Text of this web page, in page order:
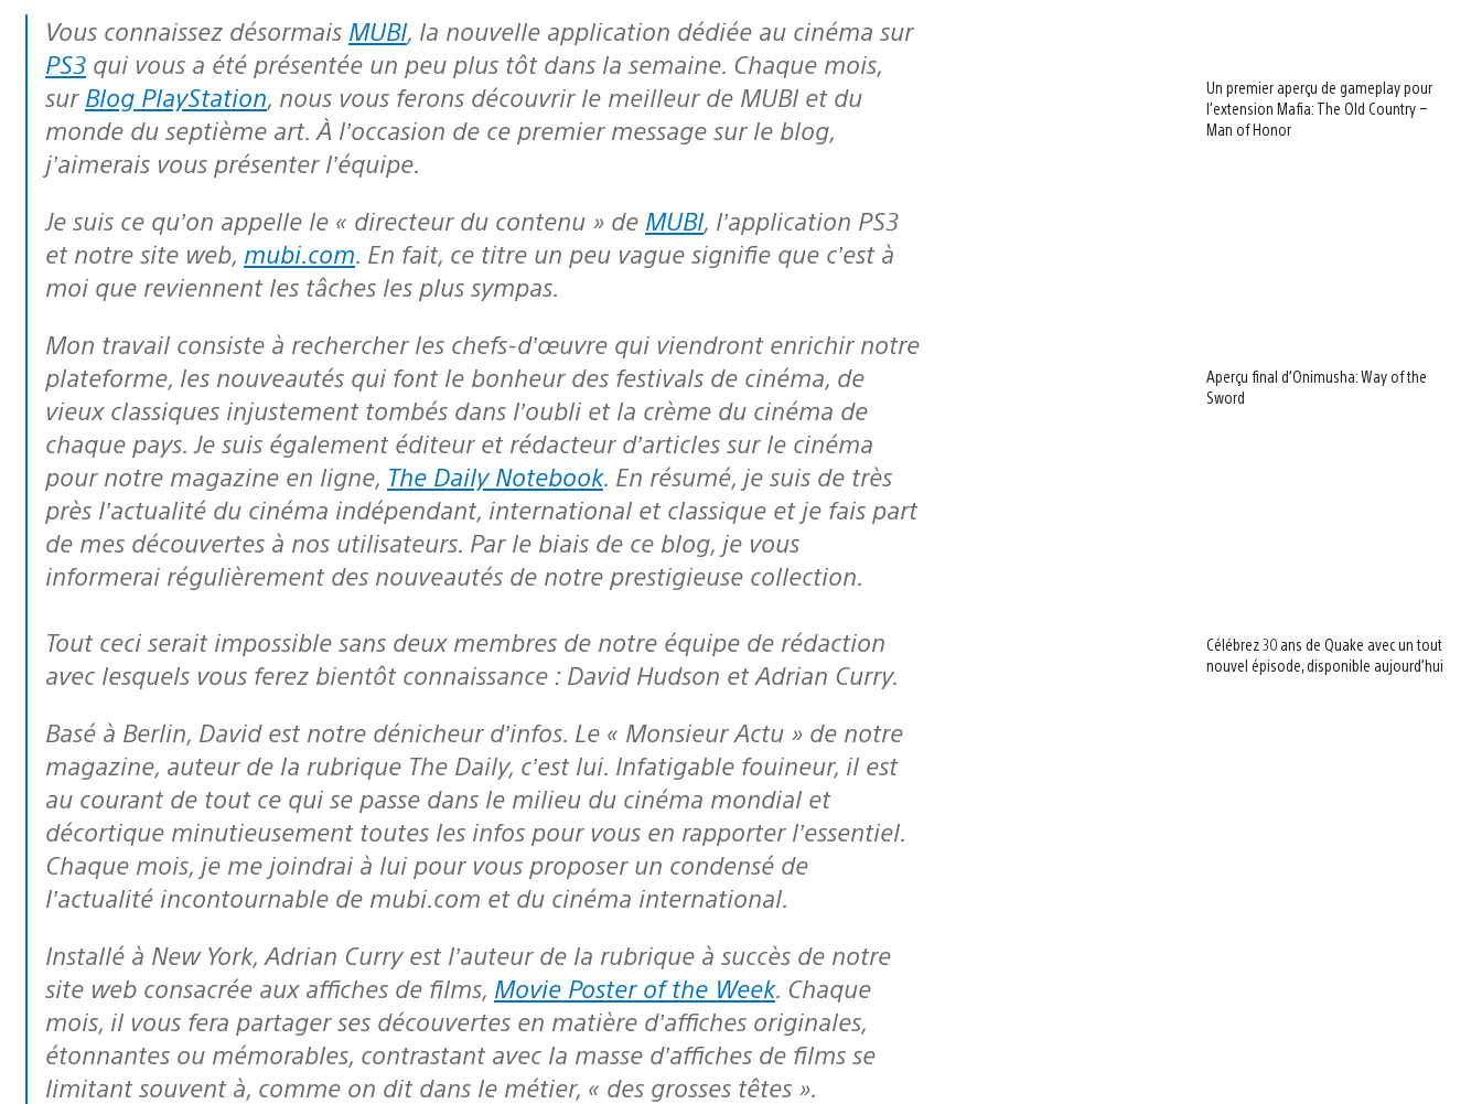
Vous connaissez désormais MUBI, la nouvelle application dédiée au cinéma sur
PS3 qui vous a été présentée un peu plus tôt dans la semaine. Chaque mois,
sur Blog PlayStation, nous vous ferons découvrir le meilleur de MUBI et du
monde du septième art. À l’occasion de ce premier message sur le blog,
j’aimerais vous présenter l’équipe.
Je suis ce qu’on appelle le « directeur du contenu » de MUBI, l’application PS3
et notre site web, mubi.com. En fait, ce titre un peu vague signifie que c’est à
moi que reviennent les tâches les plus sympas.
Mon travail consiste à rechercher les chefs-d’œuvre qui viendront enrichir notre
plateforme, les nouveautés qui font le bonheur des festivals de cinéma, de
vieux classiques injustement tombés dans l’oubli et la crème du cinéma de
chaque pays. Je suis également éditeur et rédacteur d’articles sur le cinéma
pour notre magazine en ligne, The Daily Notebook. En résumé, je suis de très
près l’actualité du cinéma indépendant, international et classique et je fais part
de mes découvertes à nos utilisateurs. Par le biais de ce blog, je vous
informerai régulièrement des nouveautés de notre prestigieuse collection.
Tout ceci serait impossible sans deux membres de notre équipe de rédaction
avec lesquels vous ferez bientôt connaissance : David Hudson et Adrian Curry.
Basé à Berlin, David est notre dénicheur d’infos. Le « Monsieur Actu » de notre
magazine, auteur de la rubrique The Daily, c’est lui. Infatigable fouineur, il est
au courant de tout ce qui se passe dans le milieu du cinéma mondial et
décortique minutieusement toutes les infos pour vous en rapporter l’essentiel.
Chaque mois, je me joindrai à lui pour vous proposer un condensé de
l’actualité incontournable de mubi.com et du cinéma international.
Installé à New York, Adrian Curry est l’auteur de la rubrique à succès de notre
site web consacrée aux affiches de films, Movie Poster of the Week. Chaque
mois, il vous fera partager ses découvertes en matière d’affiches originales,
étonnantes ou mémorables, contrastant avec la masse d’affiches de films se
limitant souvent à, comme on dit dans le métier, « des grosses têtes ».
Un premier aperçu de gameplay pour
l’extension Mafia: The Old Country –
Man of Honor
Aperçu final d’Onimusha: Way of the
Sword
Célébrez 30 ans de Quake avec un tout
nouvel épisode, disponible aujourd’hui